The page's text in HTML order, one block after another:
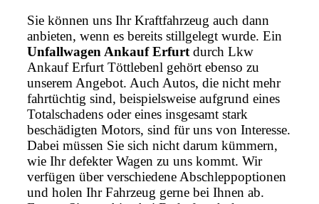
Sie können uns Ihr Kraftfahrzeug auch dann
anbieten, wenn es bereits stillgelegt wurde. Ein
Unfallwagen Ankauf Erfurt durch Lkw
Ankauf Erfurt Töttlebenl gehört ebenso zu
unserem Angebot. Auch Autos, die nicht mehr
fahrtüchtig sind, beispielsweise aufgrund eines
Totalschadens oder eines insgesamt stark
beschädigten Motors, sind für uns von Interesse.
Dabei müssen Sie sich nicht darum kümmern,
wie Ihr defekter Wagen zu uns kommt. Wir
verfügen über verschiedene Abschleppoptionen
und holen Ihr Fahrzeug gerne bei Ihnen ab.